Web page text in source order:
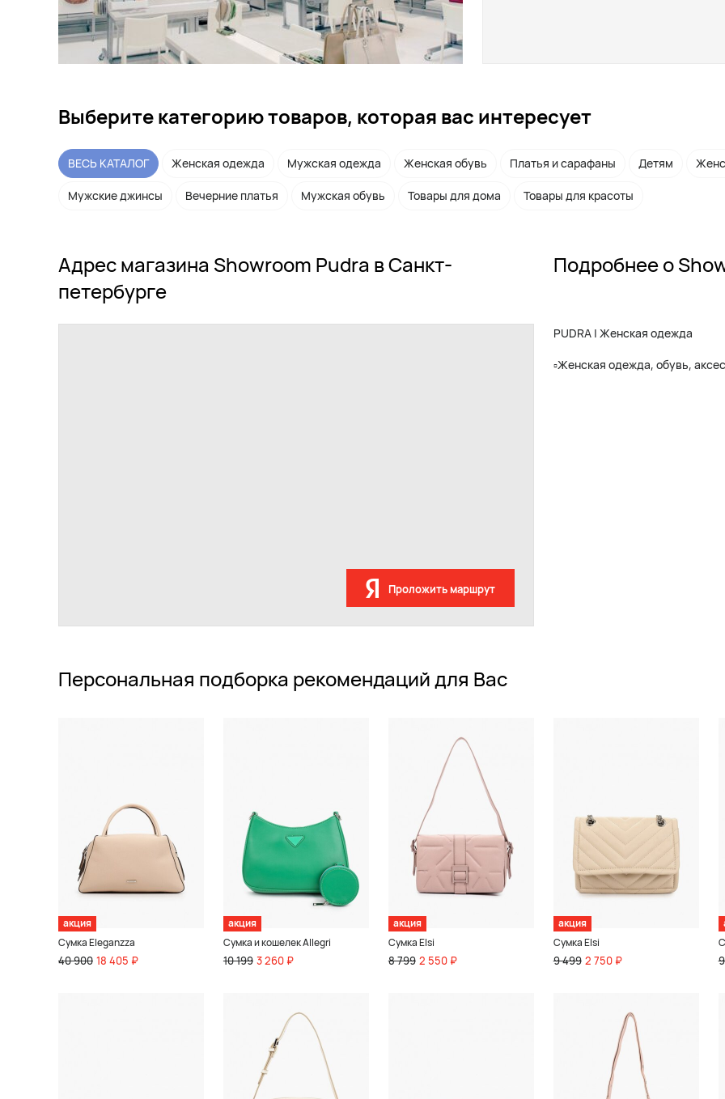
Выберите категорию товаров, которая вас интересует
ВЕСЬ КАТАЛОГ Женская одежда Мужская одежда Женская обувь Платья и сарафаны Детям
Мужские джинсы Вечерние платья Мужская обувь Товары для дома Товары для красоты
Адрес магазина Showroom Pudra в Санкт-
петербурге
Проложить маршрут
Подробнее о
PUDRA | Женская одежда
▫️Женская одежда, обувь,
Персональная подборка рекомендаций для Вас
акция
Сумка Eleganzza
40 900 18 405 ₽
акция
Сумка и кошелек Allegri
10 199 3 260 ₽
акция
Сумка Elsi
8 799 2 550 ₽
акция
Сумка Elsi
9 499 2 750 ₽